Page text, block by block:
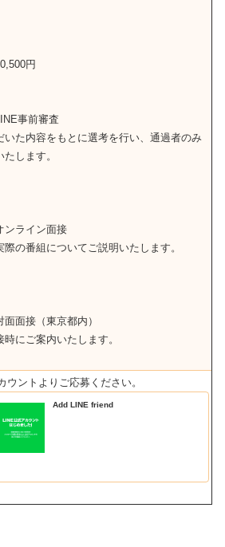
円
事前審査
いた内容をもとに選考を行い、通過者のみ
します。
ンライン面接
際の番組についてご説明いたします。
面接（東京都内）
にご案内いたします。
ウントよりご応募ください。
Add LINE friend